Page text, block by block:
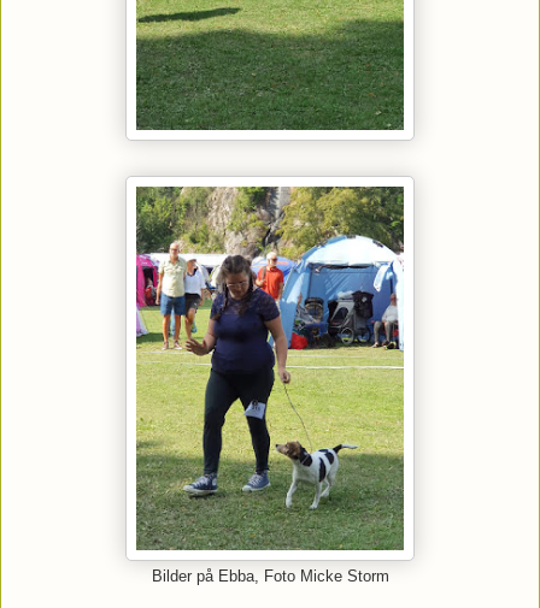
Bilder på Ebba, Foto Micke Storm